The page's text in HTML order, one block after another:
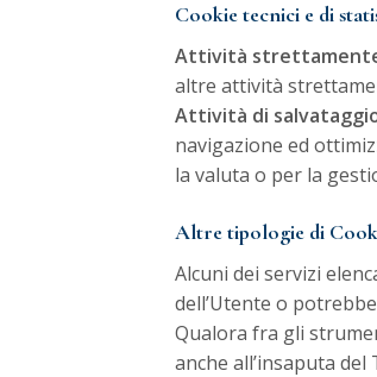
Cookie tecnici e di
Attività
altre attività
Attività di
navigazione ed
la valuta o per la
Altre tipologie di
Alcuni dei servizi
dell’Utente o
Qualora fra gli
anche all’insaputa